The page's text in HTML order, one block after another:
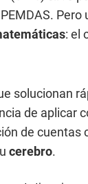
: el
solucionan
de aplicar
de
cerebro.